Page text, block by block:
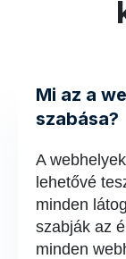
Mi az a
szabása?
A
lehetővé
minden
szabják az
minden